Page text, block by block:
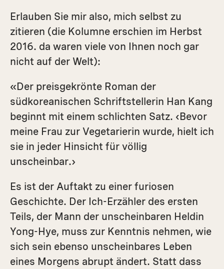
Erlauben Sie mir also, mich selbst zu
zitieren (die Kolumne erschien im Herbst
2016. da waren viele von Ihnen noch gar
nicht auf der Welt):
«Der preisgekrönte Roman der
südkoreanischen Schriftstellerin Han Kang
beginnt mit einem schlichten Satz. ‹Bevor
meine Frau zur Vegetarierin wurde, hielt ich
sie in jeder Hinsicht für völlig
unscheinbar.›
Es ist der Auftakt zu einer furiosen
Geschichte. Der Ich-Erzähler des ersten
Teils, der Mann der unscheinbaren Heldin
Yong-Hye, muss zur Kenntnis nehmen, wie
sich sein ebenso unscheinbares Leben
eines Morgens abrupt ändert. Statt dass